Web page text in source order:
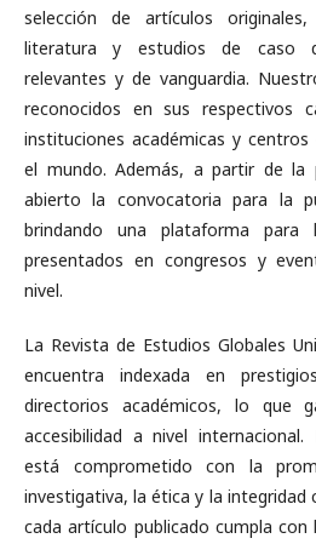
selección de artículos
literatura y estudios de caso
relevantes y de vanguardia.
reconocidos en sus respectivos
instituciones académicas y
el mundo. Además, a partir de la
abierto la convocatoria para la
brindando una plataforma
presentados en congresos y
nivel.
La Revista de Estudios Globales
encuentra indexada en
directorios académicos, lo que
accesibilidad a nivel
está comprometido con la
investigativa, la ética y la integridad
cada artículo publicado cumpla